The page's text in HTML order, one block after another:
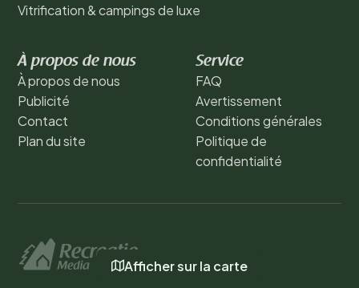
Afficher sur la carte
Vitrification & campings de luxe
À propos de nous
À propos de nous
Publicité
Contact
Plan du site
Service
FAQ
Avertissement
Conditions générales
Politique de
confidentialité